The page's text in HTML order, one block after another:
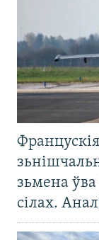
зьмена
сілах.